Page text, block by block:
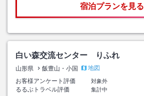
宿泊プランを見る
白い森交流センター りふれ
山形県 飯豊山・小国
地図
お客様アンケート評価
対象外
るるぶトラベル評価
集計中